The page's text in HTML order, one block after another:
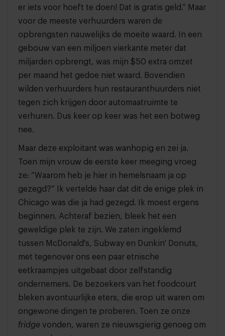
er iets voor hoeft te doen! Dat is gratis geld.” Maar
voor de meeste verhuurders waren de
opbrengsten nauwelijks de moeite waard. In een
gebouw van een miljoen vierkante meter dat
miljarden opbrengt, was mijn $50 extra omzet
per maand het gedoe niet waard. Bovendien
wilden verhuurders hun restauranthuurders niet
tegen zich krijgen door automaatruimte te
verhuren. Dus keer op keer was het een botweg
nee.
Maar deze exploitant was wanhopig en zei ja.
Toen mijn vrouw de eerste keer meeging vroeg
ze: “Waarom heb je hier in hemelsnaam ja op
gezegd?” Ik vertelde haar dat dit de enige plek in
Chicago was die ja had gezegd. Ik moest ergens
beginnen. Achteraf bezien, bleek het een
geweldige plek te zijn. We zaten ingeklemd
tussen McDonald's, Subway en Dunkin' Donuts,
met tegenover ons een paar etnische
eetkraampjes uitgebaat door zelfstandig
ondernemers. De bezoekers van het foodcourt
bleken avontuurlijke eters, die erop uit waren om
ongewone dingen te proberen. Toen ze onze
fridge vonden, waren ze nieuwsgierig genoeg om